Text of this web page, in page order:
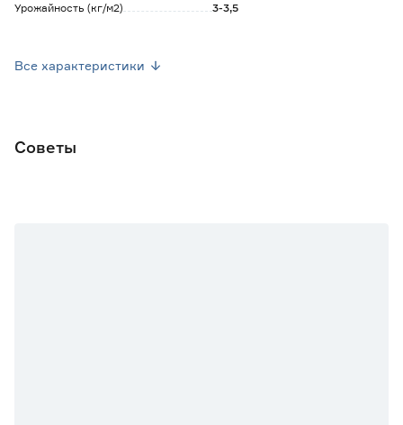
Урожайность (кг/м2) 3-3,5
Все характеристики
Советы